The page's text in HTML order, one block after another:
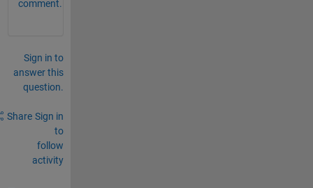
comment.
Sign in to
answer this
question.
Share Sign in
to
follow
activity